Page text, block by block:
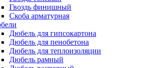
Гвоздь финишный
Скоба арматурная
Дюбель для гипсокартона
Дюбель для пенобетона
Дюбель для теплоизоляции
Дюбель рамный